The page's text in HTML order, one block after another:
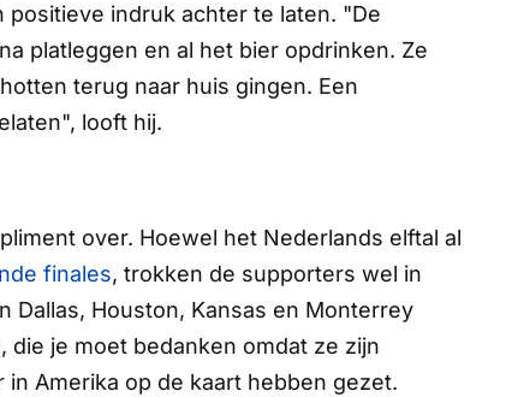
indruk achter te laten. "De
platleggen en al het bier opdrinken. Ze
terug naar huis gingen. Een
looft hij.
over. Hoewel het Nederlands elftal al
finales, trokken de supporters wel in
Dallas, Houston, Kansas en Monterrey
je moet bedanken omdat ze zijn
Amerika op de kaart hebben gezet.